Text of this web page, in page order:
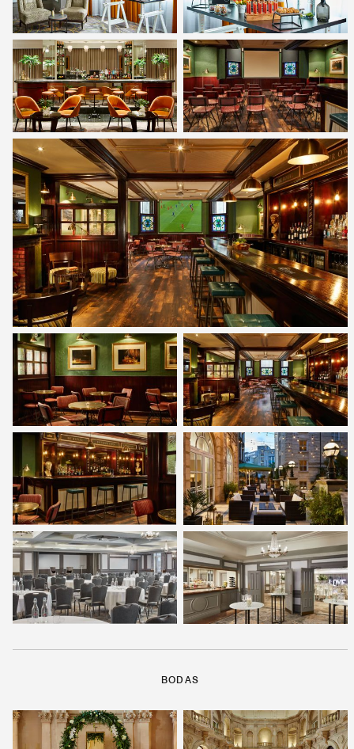
BODAS